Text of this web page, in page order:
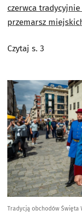
czerwca
przemarsz
Czytaj s. 3
Tradycją obchodów Święta